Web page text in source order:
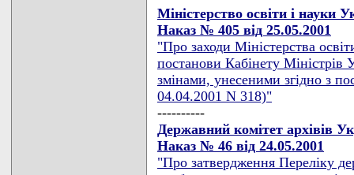
Міністерство освіти і науки
Наказ № 405 від 25.05.2001
"Про заходи Міністерства
постанови Кабінету Міністрів
змінами, унесеними згідно з
04.04.2001 N 318)"
----------
Державний комітет архівів
Наказ № 46 від 24.05.2001
"Про затвердження Переліку